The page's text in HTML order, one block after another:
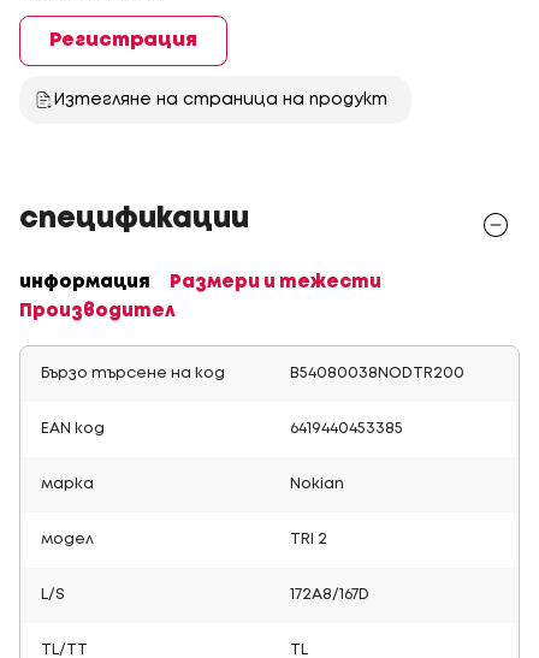
Регистрация
Изтегляне на страница на продукт
спецификации
информация
Размери и тежести
Производител
Бързо търсене на код B54080038NODTR200
EAN код 6419440453385
марка Nokian
модел TRI 2
L/S 172A8/167D
TL/TT